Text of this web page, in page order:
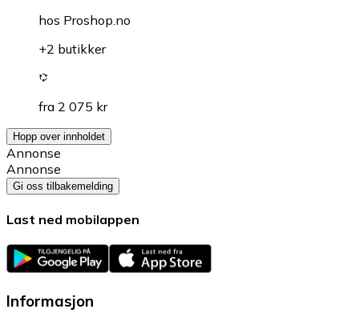
hos Proshop.no
+2 butikker
fra 2 075 kr
Hopp over innholdet
Annonse
Annonse
Gi oss tilbakemelding
Last ned mobilappen
Informasjon